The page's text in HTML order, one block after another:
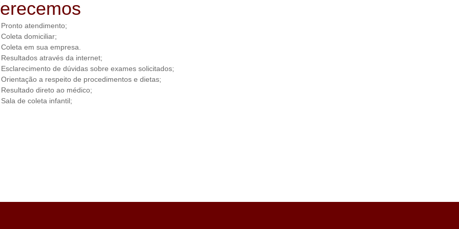
Pronto atendimento;
Coleta domiciliar;
Coleta em sua empresa.
Resultados através da internet;
Esclarecimento de dúvidas sobre exames solicitados;
Orientação a respeito de procedimentos e dietas;
Resultado direto ao médico;
Sala de coleta infantil;